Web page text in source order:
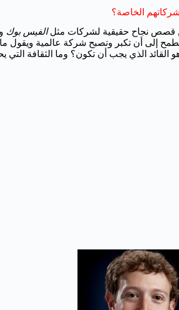
قصص نجاح حقيقية لشركات مثلالفيس بوك و
إلى أن تكبر وتصبح شركة عالمية ويقول
الذي يجب أن تكون؟ وما الثقافة التي